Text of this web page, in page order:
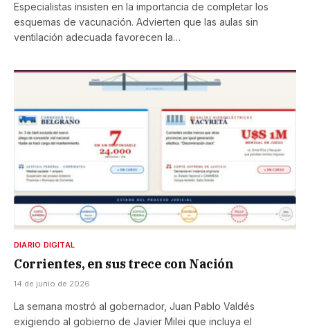
Especialistas insisten en la importancia de completar los
esquemas de vacunación. Advierten que las aulas sin
ventilación adecuada favorecen la…
DIARIO DIGITAL
Corrientes, en sus trece con Nación
14 de junio de 2026
La semana mostró al gobernador, Juan Pablo Valdés
exigiendo al gobierno de Javier Milei que incluya el